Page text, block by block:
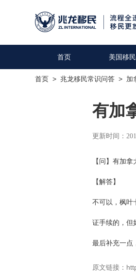
首页 美国移民
首页 > 兆龙移民常识问答 > 加
有加
更新时间：
【问】有加
【解答】
不可以，枫叶
证手续的，但
最后补充一点
原文链接：